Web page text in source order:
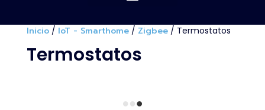
Inicio/ IoT - Smarthome/ Zigbee/ Termostatos
Termostatos